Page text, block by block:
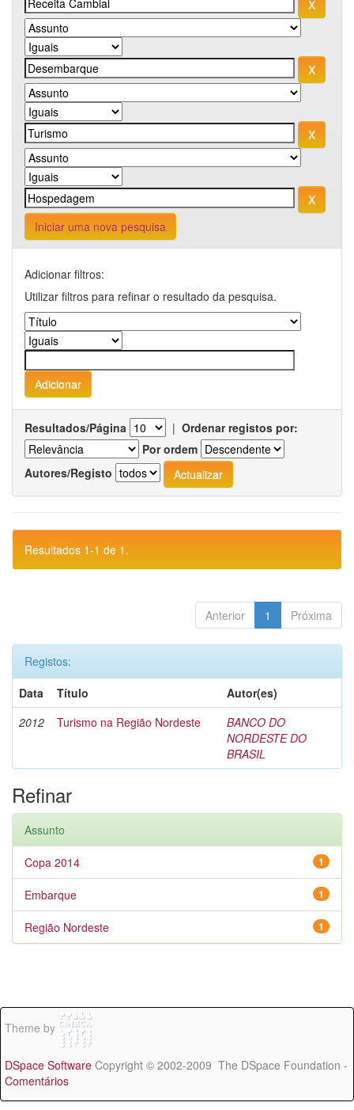
Iniciar uma nova pesquisa
Adicionar filtros:
Utilizar filtros para refinar o resultado da pesquisa.
Resultados/Página | Ordenar registos por:
Por ordem
Autores/Registo
Resultados 1-1 de 1.
Anterior 1 Próxima
Registos:
Data
Título
Autor(es)
2012
Turismo na Região Nordeste
BANCO DO
NORDESTE DO
BRASIL
Refinar
Assunto
1
Copa 2014
1
Embarque
1
Região Nordeste
Theme by
DSpace Software Copyright © 2002-2009 The DSpace Foundation -
Comentários